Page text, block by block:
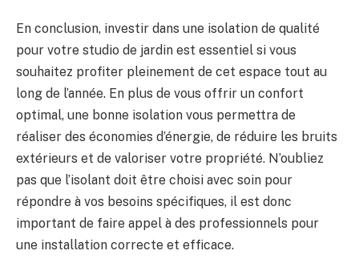
En conclusion, investir dans une isolation de qualité
pour votre studio ⁣de jardin est essentiel si vous
⁢souhaitez profiter pleinement de ⁤cet⁢ espace tout au
long de l’année. En plus de vous offrir un confort
optimal, une⁤ bonne isolation‌ vous permettra de
réaliser des économies d’énergie, de réduire les bruits
‌extérieurs et ⁢de⁣ valoriser votre propriété. N’oubliez⁤
pas que l’isolant​ doit être choisi ​avec ​soin pour
répondre à vos besoins spécifiques, il est donc
important de faire⁢ appel à des professionnels pour
une ⁣installation correcte et ⁤efficace.